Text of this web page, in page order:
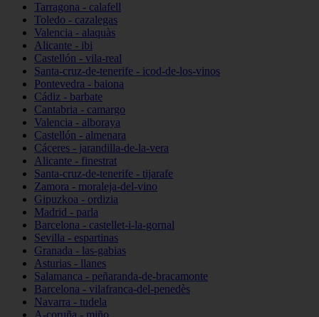
Tarragona - calafell
Toledo - cazalegas
Valencia - alaquàs
Alicante - ibi
Castellón - vila-real
Santa-cruz-de-tenerife - icod-de-los-vinos
Pontevedra - baiona
Cádiz - barbate
Cantabria - camargo
Valencia - alboraya
Castellón - almenara
Cáceres - jarandilla-de-la-vera
Alicante - finestrat
Santa-cruz-de-tenerife - tijarafe
Zamora - moraleja-del-vino
Gipuzkoa - ordizia
Madrid - parla
Barcelona - castellet-i-la-gornal
Sevilla - espartinas
Granada - las-gabias
Asturias - llanes
Salamanca - peñaranda-de-bracamonte
Barcelona - vilafranca-del-penedès
Navarra - tudela
A-coruña - miño